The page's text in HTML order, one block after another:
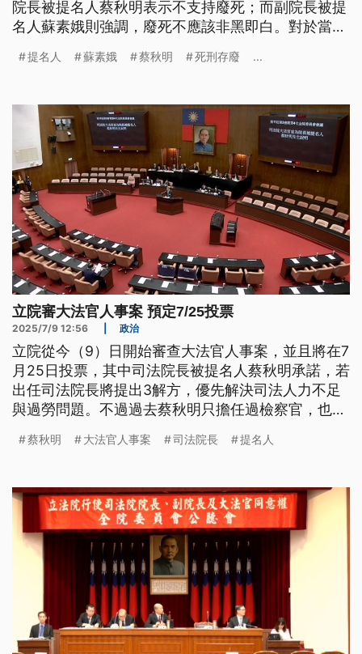
院長被提名人蔡秋明表示不支持廢死；而副院長被提
名人蘇素娥則強調，廢死不應該非黑即白。對於當前
來主要目標。
提名人 蘇素娥 蔡秋明 死刑存廢 ...
立院審大法官人事案 預定7/25投票
2025/7/9 12:56 政治
立院從今（9）日開始審查大法官人事案，並且將在7
月25日投票，其中司法院長被提名人蔡秋明承諾，若
出任司法院長將提出3解方，優先解決司法人力不足
與過勞問題。不過過去蔡秋明只擔任過檢察官，也引
蔡秋明 大法官人事案 司法院長 提名人